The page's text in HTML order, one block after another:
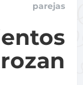
parejas